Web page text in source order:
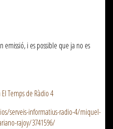
emissió, i es possible que ja no es
Temps de Ràdio 4
serveis-informatius-radio-4/miquel-
rajoy/3741596/